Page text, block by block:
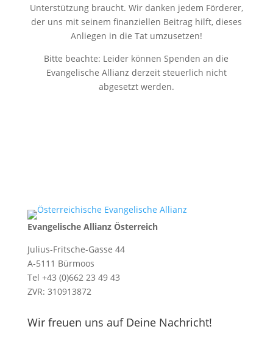
Unterstützung braucht. Wir danken jedem Förderer,
der uns mit seinem finanziellen Beitrag hilft, dieses
Anliegen in die Tat umzusetzen!
Bitte beachte: Leider können Spenden an die
Evangelische Allianz derzeit steuerlich nicht
abgesetzt werden.
Evangelische Allianz Österreich
Julius-Fritsche-Gasse 44
A-5111 Bürmoos
Tel +43 (0)662 23 49 43
ZVR: 310913872
Wir freuen uns auf Deine Nachricht!